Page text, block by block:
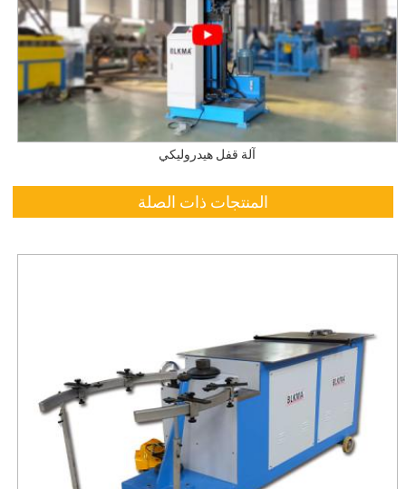
آلة قفل هيدروليكي
المنتجات ذات الصلة